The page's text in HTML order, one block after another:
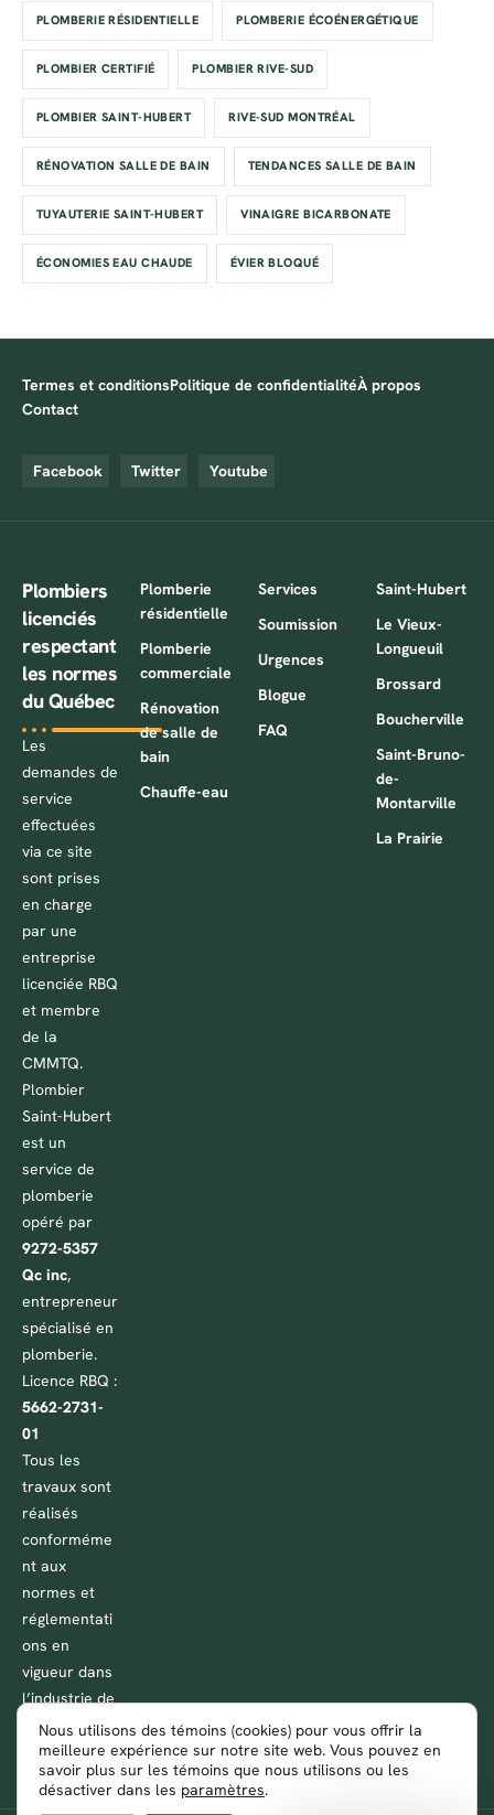
PLOMBERIE RÉSIDENTIELLE PLOMBERIE ÉCOÉNERGÉTIQUE
PLOMBIER CERTIFIÉ PLOMBIER RIVE-SUD
PLOMBIER SAINT-HUBERT RIVE-SUD MONTRÉAL
RÉNOVATION SALLE DE BAIN TENDANCES SALLE DE BAIN
TUYAUTERIE SAINT-HUBERT VINAIGRE BICARBONATE
ÉCONOMIES EAU CHAUDE ÉVIER BLOQUÉ
Termes et conditionsPolitique de confidentialitéÀ propos
Contact
Facebook Twitter Youtube
Plombiers
licenciés
respectant
les normes
du Québec
Les
demandes de
service
effectuées
via ce site
sont prises
en charge
par une
entreprise
licenciée RBQ
et membre
de la
CMMTQ.
Plombier
Saint-Hubert
est un
service de
plomberie
opéré par
9272-5357
Qc inc,
entrepreneur
spécialisé en
plomberie.
Licence RBQ :
5662-2731-
01
Tous les
travaux sont
réalisés
conforméme
nt aux
normes et
réglementati
ons en
vigueur dans
l’industrie de
la plomberie
au Québec.
Plomberie
résidentielle
Plomberie
commerciale
Rénovation
de salle de
bain
Chauffe-eau
Services
Soumission
Urgences
Blogue
FAQ
Saint-Hubert
Le Vieux-
Longueuil
Brossard
Boucherville
Saint-Bruno-
de-
Montarville
La Prairie
Nous utilisons des témoins (cookies) pour vous offrir la
meilleure expérience sur notre site web. Vous pouvez en
savoir plus sur les témoins que nous utilisons ou les
désactiver dans les paramètres.